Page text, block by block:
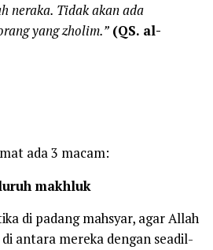
neraka. Tidak akan ada
yang zholim.” (QS. al-
ada 3 macam:
makhluk
di padang mahsyar, agar Allah
antara mereka dengan seadil-